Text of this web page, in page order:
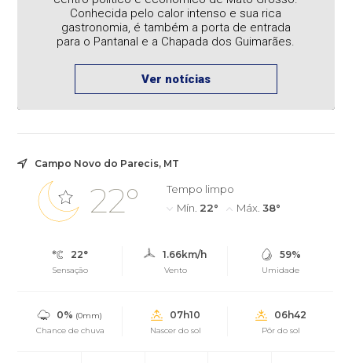
Conhecida pelo calor intenso e sua rica
gastronomia, é também a porta de entrada
para o Pantanal e a Chapada dos Guimarães.
Ver notícias
Campo Novo do Parecis, MT
22°
Tempo limpo
Mín. 22° Máx. 38°
22°
Sensação
1.66km/h
Vento
59%
Umidade
0% (0mm)
Chance de chuva
07h10
Nascer do sol
06h42
Pôr do sol